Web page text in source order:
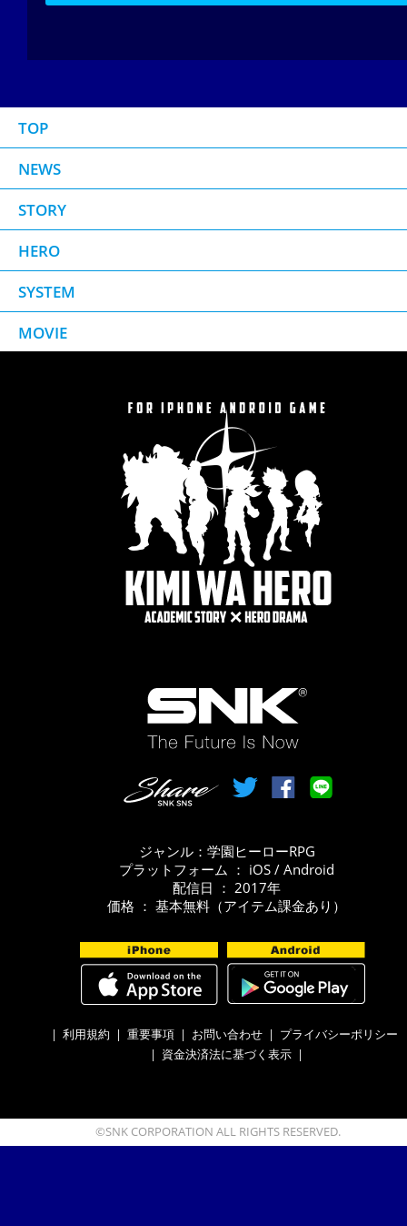
TOP
NEWS
STORY
HERO
SYSTEM
MOVIE
ジャンル：学園ヒーローRPG
プラットフォーム ： iOS / Android
配信日 ： 2017年
価格 ： 基本無料（アイテム課金あり）
| 利用規約 | 重要事項 | お問い合わせ | プライバシーポリシー
| 資金決済法に基づく表示 |
©SNK CORPORATION ALL RIGHTS RESERVED.